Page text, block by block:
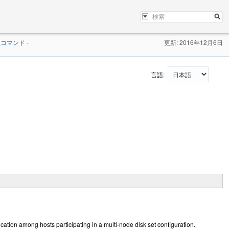
マンド - 更新: 2016年12月6日
言語:
among hosts participating in a multi-node disk set configuration.